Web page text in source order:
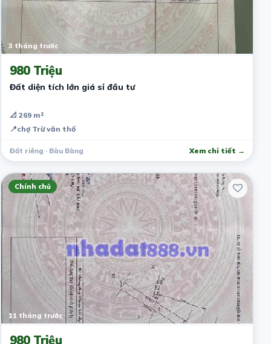
3 tháng trước
980 Triệu
Đất diện tích lớn giá sỉ đầu tư
📐 269 m²
📍chợ Trừ văn thố
Đất riêng · Bàu Bàng Xem chi tiết →
Chính chủ
11 tháng trước
980 Triệu